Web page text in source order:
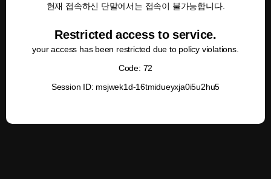
현재 접속하신 단말에서는 접속이 불가능합니다.
Restricted access to service.
your access has been restricted due to policy violations.
Code: 72
Session ID: msjwek1d-16tmidueyxja0i5u2hu5